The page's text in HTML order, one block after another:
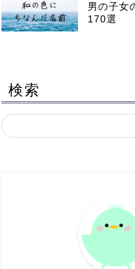
男の子女
170選
検索